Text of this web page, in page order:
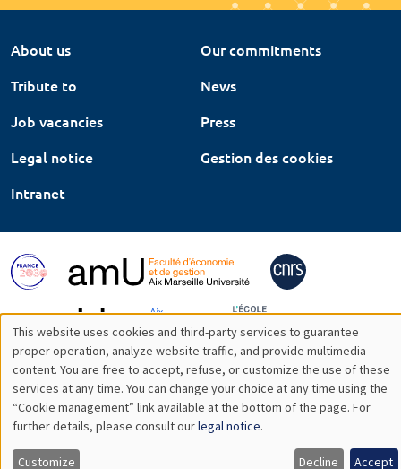
About us
Our commitments
Tribute to
News
Job vacancies
Press
Legal notice
Gestion des cookies
Intranet
Utilisation
des
données
personnelles
This website uses cookies and third-party services to guarantee
proper operation, analyze website traffic, and provide multimedia
content. You are free to accept, refuse, or customize the use of these
services at any time. You can change your choice at any time using the
“Cookie management” link available at the bottom of the page. For
further details, please consult ourlegal notice.
Customize Decline Accept